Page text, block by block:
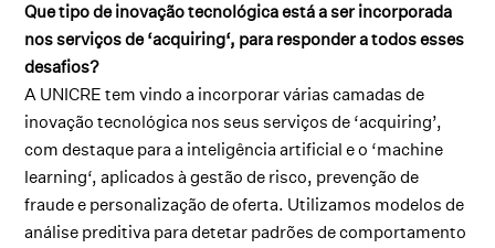
Que tipo de inovação tecnológica está a ser incorporada
nos serviços de ‘acquiring‘, para responder a todos esses
desafios?
A UNICRE tem vindo a incorporar várias camadas de
inovação tecnológica nos seus serviços de ‘acquiring’,
com destaque para a inteligência artificial e o ‘machine
learning‘, aplicados à gestão de risco, prevenção de
fraude e personalização de oferta. Utilizamos modelos de
análise preditiva para detetar padrões de comportamento